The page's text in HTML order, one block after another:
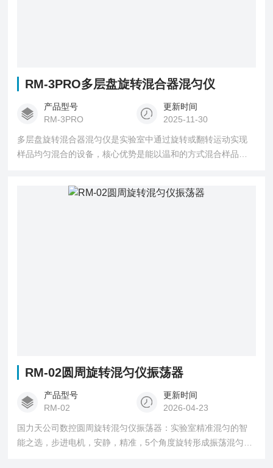
RM-3PRO多层盘旋转混合器混匀仪
产品型号
RM-3PRO
更新时间
2025-11-30
多层盘旋转混合器混匀仪是实验室中通过旋转或翻转运动实现
样品均匀混合的设备，核心优势是能以温和的方式混合样品，
3PRO型号旋转混合器可同时运转3个圆盘夹具，最多可同时旋
RM-02圆周旋转混匀仪振荡器
产品型号
RM-02
更新时间
2026-04-23
国力天公司数控圆周旋转混匀仪振荡器：实验室精准混匀的智
能之选，步进电机，安静，精准，5个角度旋转形成振荡混匀效